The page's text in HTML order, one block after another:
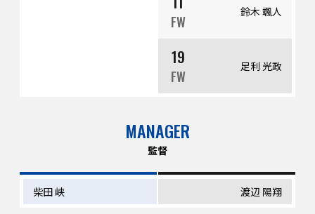
鈴木 颯人
FW
足利 光政
19
FW
MANAGER
監督
柴田 峡 渡辺 陽翔